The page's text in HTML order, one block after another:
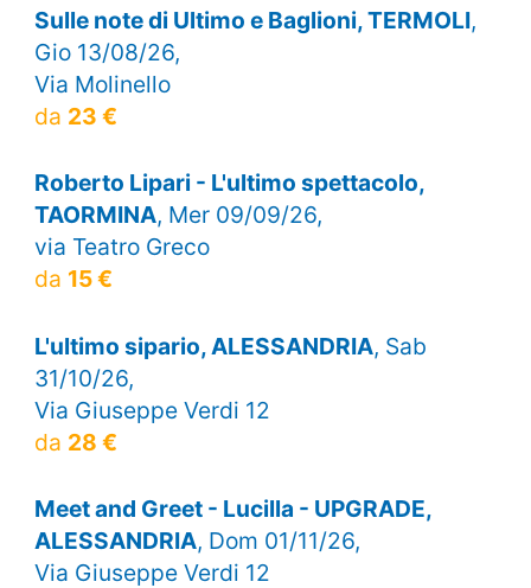
Sulle note di Ultimo e Baglioni, TERMOLI,
Gio 13/08/26,
Via Molinello
da 23 €
Roberto Lipari - L'ultimo spettacolo,
TAORMINA, Mer 09/09/26,
via Teatro Greco
da 15 €
L'ultimo sipario, ALESSANDRIA, Sab
31/10/26,
Via Giuseppe Verdi 12
da 28 €
Meet and Greet - Lucilla - UPGRADE,
ALESSANDRIA, Dom 01/11/26,
Via Giuseppe Verdi 12